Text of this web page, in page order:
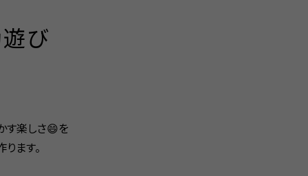
び
す楽しさ😄を
ます。